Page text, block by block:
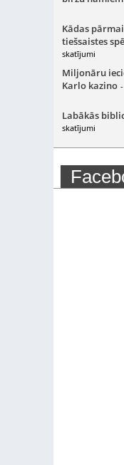
Kādas
tiešsaistes
skatījumi
Miljonāru
Karlo kazino
Labākās
skatījumi